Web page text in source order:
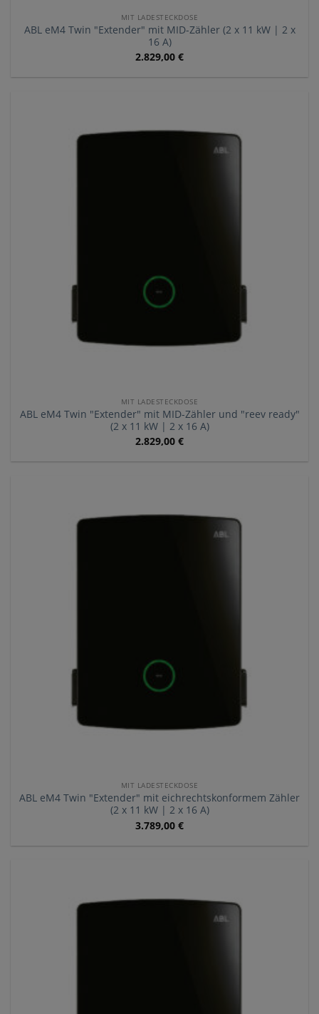
MIT LADESTECKDOSE
ABL eM4 Twin "Extender" mit MID-Zähler (2 x 11 kW | 2 x
16 A)
2.829,00 €
MIT LADESTECKDOSE
ABL eM4 Twin "Extender" mit MID-Zähler und "reev ready"
(2 x 11 kW | 2 x 16 A)
2.829,00 €
MIT LADESTECKDOSE
ABL eM4 Twin "Extender" mit eichrechtskonformem Zähler
(2 x 11 kW | 2 x 16 A)
3.789,00 €